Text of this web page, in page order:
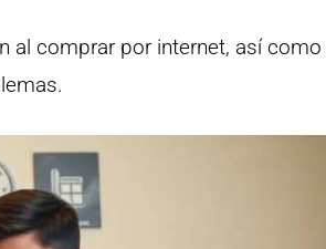
al comprar por internet, así